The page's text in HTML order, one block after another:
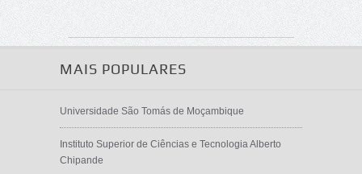
MAIS POPULARES
Universidade São Tomás de Moçambique
Instituto Superior de Ciências e Tecnologia Alberto
Chipande